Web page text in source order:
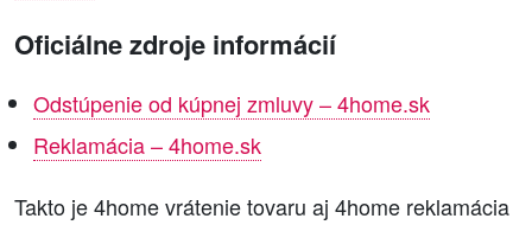
Oficiálne zdroje informácií
Odstúpenie od kúpnej zmluvy – 4home.sk
Reklamácia – 4home.sk
Takto je 4home vrátenie tovaru aj 4home reklamácia